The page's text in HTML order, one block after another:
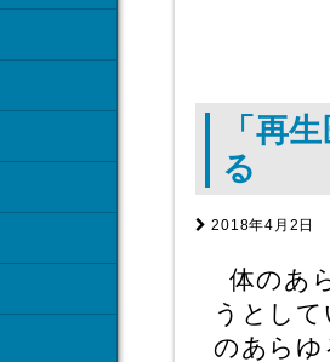
「再
る
2018年4月2日
体のあ
うとし
のあらゆ